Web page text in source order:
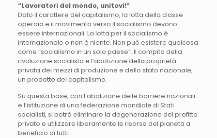
“Lavoratori del mondo, unitevi!”
Dato il carattere del capitalismo, la lotta della classe
operaia e il movimento verso il socialismo devono
essere internazionali. La lotta per il socialismo è
internazionale o non è niente. Non può esistere qualcosa
come “socialismo in un solo paese”. Il compito della
rivoluzione socialista è l’abolizione della proprietà
privata dei mezzi di produzione e dello stato nazionale,
un prodotto del capitalismo.
Su questa base, con l’abolizione delle barriere nazionali
e l’istituzione di una federazione mondiale di Stati
socialisti, si potrà eliminare la degenerazione del profitto
privato e utilizzare liberamente le risorse del pianeta a
beneficio di tutti.